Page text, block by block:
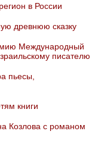
в России
древнюю сказку
Международный
писателю
пьесы,
книги
Козлова с романом